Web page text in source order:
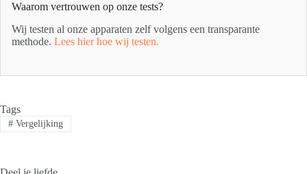
Waarom vertrouwen op onze tests?
Wij testen al onze apparaten zelf volgens een transparante
methode. Lees hier hoe wij testen.
Tags
#Vergelijking